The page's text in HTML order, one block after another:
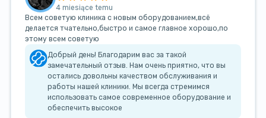
4 miesiące temu
Всем советую клиника с новым оборудованием,всё
делается тчательно,быстро и самое главное хорошо,по
этому всем советую
Добрый день! Благодарим вас за такой
замечательный отзыв. Нам очень приятно, что вы
остались довольны качеством обслуживания и
работы нашей клиники. Мы всегда стремимся
использовать самое современное оборудование и
обеспечить высокое